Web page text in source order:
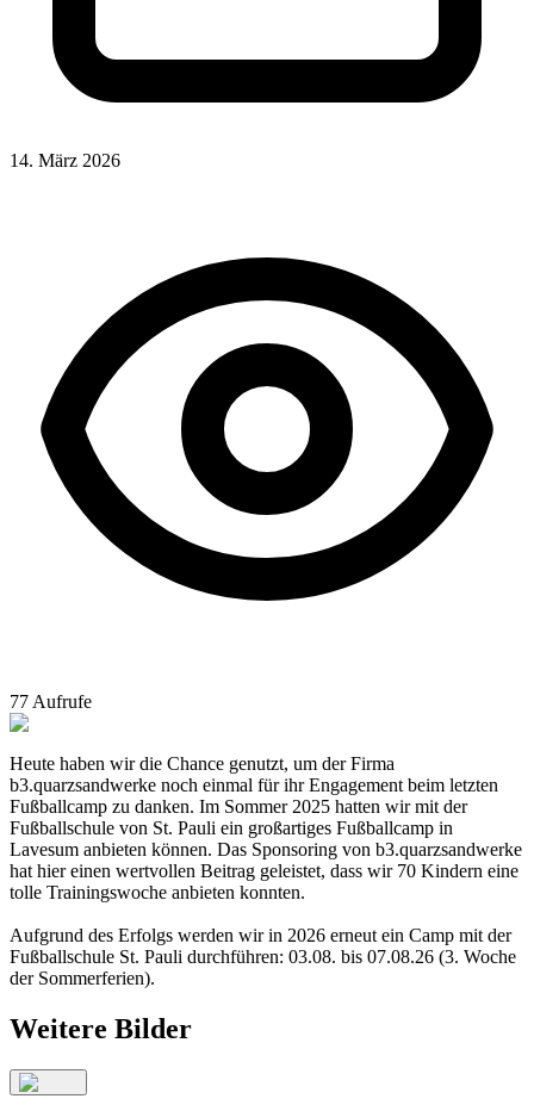
14. März 2026
77 Aufrufe
Heute haben wir die Chance genutzt, um der Firma
b3.quarzsandwerke noch einmal für ihr Engagement beim letzten
Fußballcamp zu danken. Im Sommer 2025 hatten wir mit der
Fußballschule von St. Pauli ein großartiges Fußballcamp in
Lavesum anbieten können. Das Sponsoring von b3.quarzsandwerke
hat hier einen wertvollen Beitrag geleistet, dass wir 70 Kindern eine
tolle Trainingswoche anbieten konnten.
Aufgrund des Erfolgs werden wir in 2026 erneut ein Camp mit der
Fußballschule St. Pauli durchführen: 03.08. bis 07.08.26 (3. Woche
der Sommerferien).
Weitere Bilder